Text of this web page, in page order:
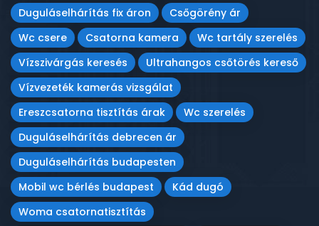
Duguláselhárítás fix áron
Csőgörény ár
Wc csere
Csatorna kamera
Wc tartály szerelés
Vízszivárgás keresés
Ultrahangos csőtörés kereső
Vízvezeték kamerás vizsgálat
Ereszcsatorna tisztítás árak
Wc szerelés
Duguláselhárítás debrecen ár
Duguláselhárítás budapesten
Mobil wc bérlés budapest
Kád dugó
Woma csatornatisztítás